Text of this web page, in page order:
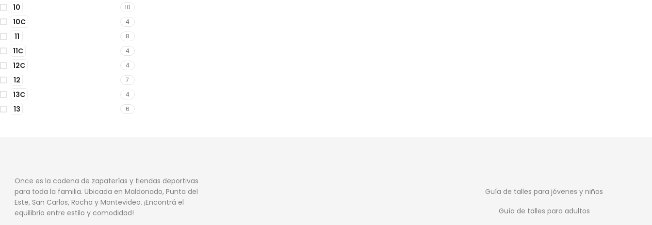
10 10
10C 4
11 8
11C 4
12C 4
12 7
13C 4
13 6
Once es la cadena de zapaterías y tiendas deportivas
para toda la familia. Ubicada en Maldonado, Punta del
Este, San Carlos, Rocha y Montevideo. ¡Encontrá el
equilibrio entre estilo y comodidad!
Guía de talles para jóvenes y niños
Guía de talles para adultos